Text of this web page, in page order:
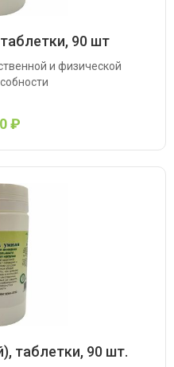
90 шт
и физической
₽
таблетки, 90 шт.